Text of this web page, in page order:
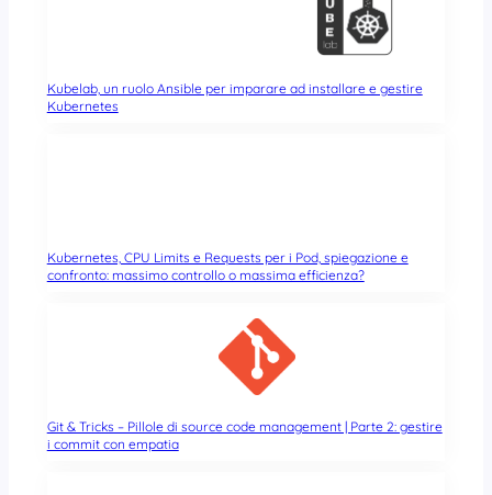
Kubelab, un ruolo Ansible per imparare ad installare e gestire
Kubernetes
Kubernetes, CPU Limits e Requests per i Pod, spiegazione e
confronto: massimo controllo o massima efficienza?
Git & Tricks – Pillole di source code management | Parte 2: gestire
i commit con empatia